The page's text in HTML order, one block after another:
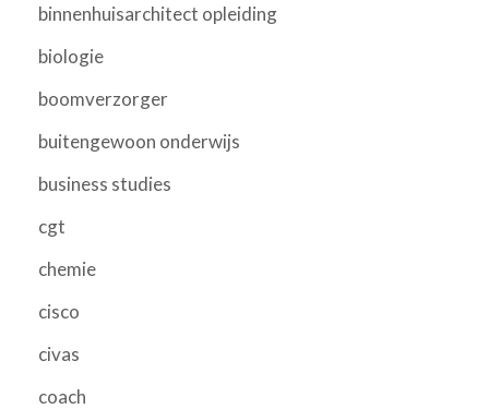
binnenhuisarchitect opleiding
biologie
boomverzorger
buitengewoon onderwijs
business studies
cgt
chemie
cisco
civas
coach